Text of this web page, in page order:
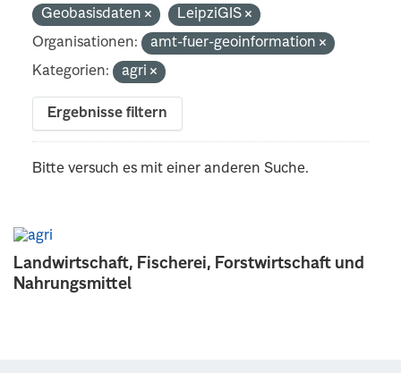
Landwirtschaft, Fischerei, Forstwirtschaft und
Nahrungsmittel
Geobasisdaten
LeipziGIS
Organisationen:
amt-fuer-geoinformation
Kategorien:
agri
Ergebnisse filtern
Bitte versuch es mit einer anderen Suche.